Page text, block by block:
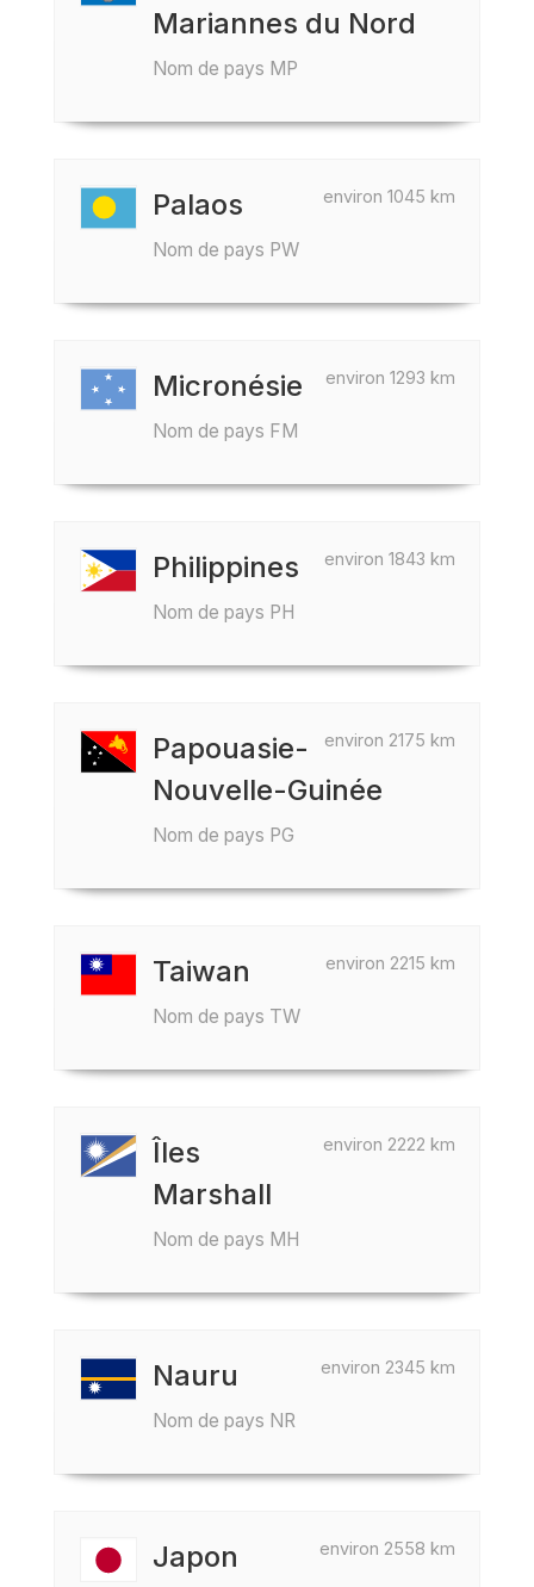
Mariannes du Nord
Nom de pays MP
environ 1045 km
Palaos
Nom de pays PW
environ 1293 km
Micronésie
Nom de pays FM
environ 1843 km
Philippines
Nom de pays PH
environ 2175 km
Papouasie-
Nouvelle-Guinée
Nom de pays PG
environ 2215 km
Taiwan
Nom de pays TW
environ 2222 km
Îles
Marshall
Nom de pays MH
environ 2345 km
Nauru
Nom de pays NR
environ 2558 km
Japon